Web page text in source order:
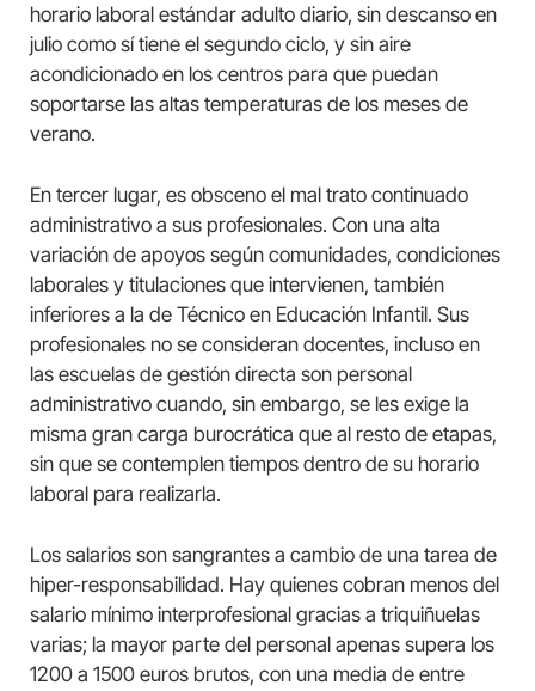
horario laboral estándar adulto diario, sin descanso en
julio como sí tiene el segundo ciclo, y sin aire
acondicionado en los centros para que puedan
soportarse las altas temperaturas de los meses de
verano.
En tercer lugar, es obsceno el mal trato continuado
administrativo a sus profesionales. Con una alta
variación de apoyos según comunidades, condiciones
laborales y titulaciones que intervienen, también
inferiores a la de Técnico en Educación Infantil. Sus
profesionales no se consideran docentes, incluso en
las escuelas de gestión directa son personal
administrativo cuando, sin embargo, se les exige la
misma gran carga burocrática que al resto de etapas,
sin que se contemplen tiempos dentro de su horario
laboral para realizarla.
Los salarios son sangrantes a cambio de una tarea de
hiper-responsabilidad. Hay quienes cobran menos del
salario mínimo interprofesional gracias a triquiñuelas
varias; la mayor parte del personal apenas supera los
1200 a 1500 euros brutos, con una media de entre